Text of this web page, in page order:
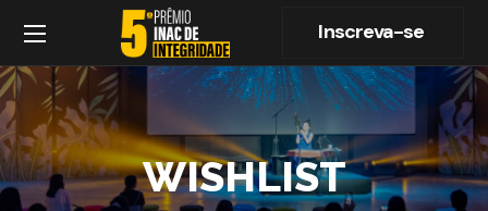
Inscreva-se
WISHLIST